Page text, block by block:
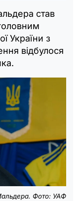
став
України з
відбулося
Фото: УАФ